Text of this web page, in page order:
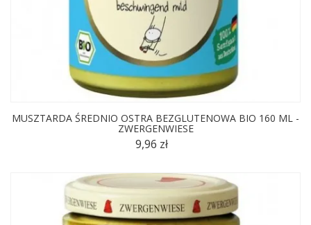
MUSZTARDA ŚREDNIO OSTRA BEZGLUTENOWA BIO 160 ML -
ZWERGENWIESE
9,96 zł